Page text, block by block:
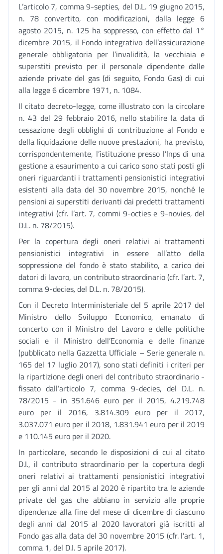
L’articolo 7, comma 9-septies, del D.L. 19 giugno 2015,
n. 78 convertito, con modificazioni, dalla legge 6
agosto 2015, n. 125 ha soppresso, con effetto dal 1°
dicembre 2015, il Fondo integrativo dell’assicurazione
generale obbligatoria per l’invalidità, la vecchiaia e
superstiti previsto per il personale dipendente dalle
aziende private del gas (di seguito, Fondo Gas) di cui
alla legge 6 dicembre 1971, n. 1084.
Il citato decreto-legge, come illustrato con la circolare
n. 43 del 29 febbraio 2016, nello stabilire la data di
cessazione degli obblighi di contribuzione al Fondo e
della liquidazione delle nuove prestazioni, ha previsto,
corrispondentemente, l’istituzione presso l’Inps di una
gestione a esaurimento a cui carico sono stati posti gli
oneri riguardanti i trattamenti pensionistici integrativi
esistenti alla data del 30 novembre 2015, nonché le
pensioni ai superstiti derivanti dai predetti trattamenti
integrativi (cfr. l’art. 7, commi 9-octies e 9-novies, del
D.L. n. 78/2015).
Per la copertura degli oneri relativi ai trattamenti
pensionistici integrativi in essere all’atto della
soppressione del fondo è stato stabilito, a carico dei
datori di lavoro, un contributo straordinario (cfr. l’art. 7,
comma 9-decies,del D.L. n. 78/2015).
Con il Decreto Interministeriale del 5 aprile 2017 del
Ministro dello Sviluppo Economico, emanato di
concerto con il Ministro del Lavoro e delle politiche
sociali e il Ministro dell’Economia e delle finanze
(pubblicato nella Gazzetta Ufficiale – Serie generale n.
165 del 17 luglio 2017), sono stati definiti i criteri per
la ripartizione degli oneri del contributo straordinario -
fissato dall’articolo 7, comma 9-decies, del D.L. n.
78/2015 - in 351.646 euro per il 2015, 4.219.748
euro per il 2016, 3.814.309 euro per il 2017,
3.037.071 euro per il 2018, 1.831.941 euro per il 2019
e 110.145 euro per il 2020.
In particolare, secondo le disposizioni di cui al citato
D.I., il contributo straordinario per la copertura degli
oneri relativi ai trattamenti pensionistici integrativi
per gli anni dal 2015 al 2020 è ripartito tra le aziende
private del gas che abbiano in servizio alle proprie
dipendenze alla fine del mese di dicembre di ciascuno
degli anni dal 2015 al 2020 lavoratori già iscritti al
Fondo gas alla data del 30 novembre 2015 (cfr. l’art. 1,
comma 1, del D.I. 5 aprile 2017).